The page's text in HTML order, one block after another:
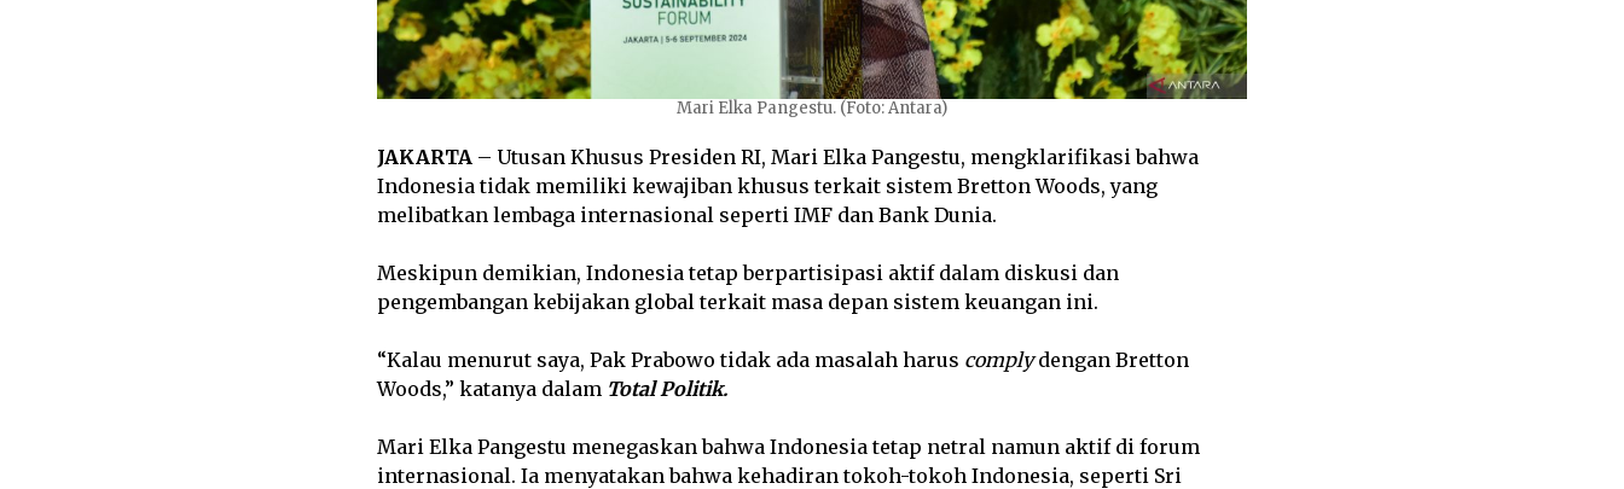
Mari Elka Pangestu. (Foto: Antara)
JAKARTA – Utusan Khusus Presiden RI, Mari Elka Pangestu, mengklarifikasi bahwa
Indonesia tidak memiliki kewajiban khusus terkait sistem Bretton Woods, yang
melibatkan lembaga internasional seperti IMF dan Bank Dunia.
Meskipun demikian, Indonesia tetap berpartisipasi aktif dalam diskusi dan
pengembangan kebijakan global terkait masa depan sistem keuangan ini.
“Kalau menurut saya, Pak Prabowo tidak ada masalah harus complydengan Bretton
Woods,” katanya dalam Total Politik.
Mari Elka Pangestu menegaskan bahwa Indonesia tetap netral namun aktif di forum
internasional. Ia menyatakan bahwa kehadiran tokoh-tokoh Indonesia, seperti Sri